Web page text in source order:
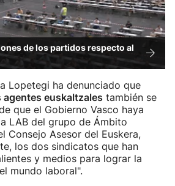
de los partidos respecto al
Lopetegi ha denunciado que
euskaltzales también se
que el Gobierno Vasco haya
LAB del grupo de Ámbito
Consejo Asesor del Euskera,
los dos sindicatos que han
y medios para lograr la
mundo laboral".